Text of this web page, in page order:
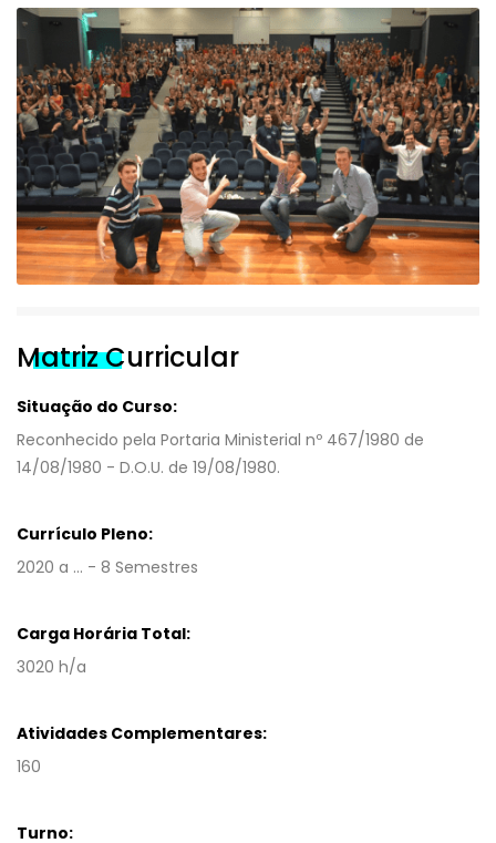
Matriz Curricular
Situação do Curso:
Reconhecido pela Portaria Ministerial nº 467/1980 de
14/08/1980 - D.O.U. de 19/08/1980.
Currículo Pleno:
2020 a ... - 8 Semestres
Carga Horária Total:
3020 h/a
Atividades Complementares:
160
Turno: